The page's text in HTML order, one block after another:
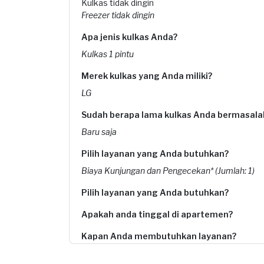
Kulkas tidak dingin
Freezer tidak dingin
Apa jenis kulkas Anda?
Kulkas 1 pintu
Merek kulkas yang Anda miliki?
LG
Sudah berapa lama kulkas Anda
Baru saja
Pilih layanan yang Anda butuhkan?
Biaya Kunjungan dan Pengecekan* (Jumlah: 1)
Pilih layanan yang Anda butuhkan?
Apakah anda tinggal di apartemen?
Kapan Anda membutuhkan layanan?